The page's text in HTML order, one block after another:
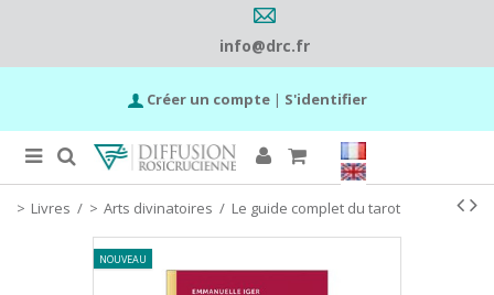
info@drc.fr
Créer un compte | S'identifier
Livres / Arts divinatoires / Le guide complet du tarot
NOUVEAU